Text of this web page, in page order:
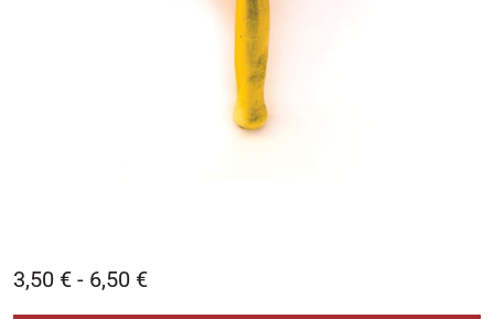
3,50 € - 6,50 €